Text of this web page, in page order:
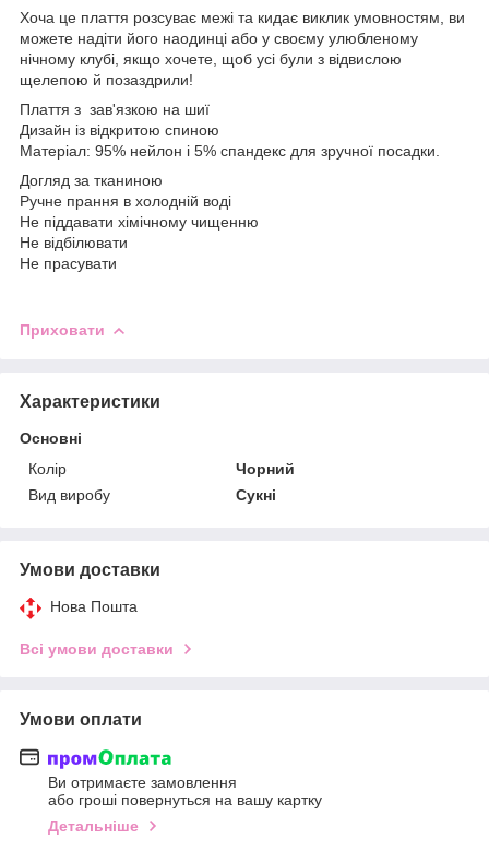
Хоча це плаття розсуває межі та кидає виклик умовностям, ви
можете надіти його наодинці або у своєму улюбленому
нічному клубі, якщо хочете, щоб усі були з відвислою
щелепою й позаздрили!
Плаття з зав'язкою на шиї
Дизайн із відкритою спиною
Матеріал: 95% нейлон і 5% спандекс для зручної посадки.
Догляд за тканиною
Ручне прання в холодній воді
Не піддавати хімічному чищенню
Не відбілювати
Не прасувати
Приховати
Характеристики
Основні
Колір
Чорний
Вид виробу
Сукні
Умови доставки
Нова Пошта
Всі умови доставки
Умови оплати
Ви отримаєте замовлення
або гроші повернуться на вашу картку
Детальніше